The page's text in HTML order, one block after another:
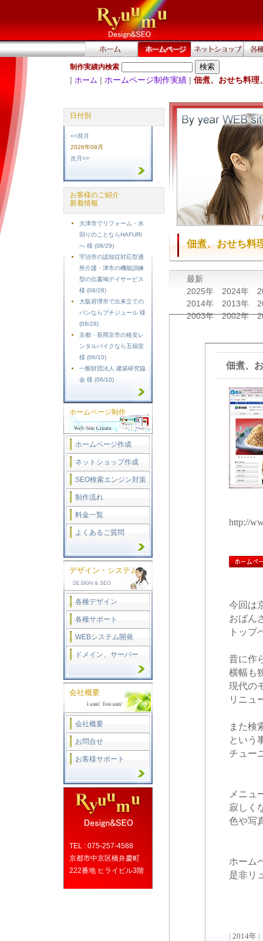
制作実績内検索
| ホーム | ホームページ制作実績 | 佃煮、おせち料理
佃煮、おせち料
最新
2025年
2024年
2014年
2013年
2003年
2002年
佃煮、
http://
今回は
おばん
トップ
昔に作
横幅も
現代の
リニュ
また検
という
チュー
メニュ
寂しく
色や写
ホーム
是非リ
| 2014年 |
日付別
<<前月
2026年08月
次月>>
お客様のご紹介
新着情報
大津市でリフォーム・水
回りのことならHAFURI
へ 様 (08/29)
宇治市の認知症対応型通
所介護・津市の機能訓練
型の伝書鳩デイサービス
様 (08/28)
大阪府堺市で出来立ての
パンならプチジュール 様
(08/28)
京都・長岡京市の格安レ
ンタルバイクなら五福堂
様 (06/10)
一般財団法人 建築研究協
会 様 (06/10)
ホームページ制作
ホームページ作成
ネットショップ作成
SEO検索エンジン対策
制作流れ
料金一覧
よくあるご質問
デザイン・システム
各種デザイン
各種サポート
WEBシステム開発
ドメイン、サーバー
会社概要
会社概要
お問合せ
お客様サポート
TEL : 075-257-4588
京都市中京区橋弁慶町
222番地 ヒライビル3階